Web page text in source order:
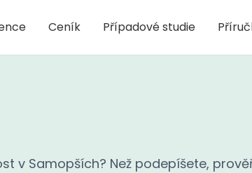
Ceník Případové studie
v Samopších? Než podepíšete,